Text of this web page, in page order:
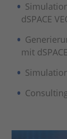
dSPACE
mit